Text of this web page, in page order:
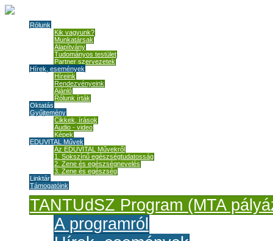
Rólunk
Kik vagyunk?
Munkatársak
Alapítvány
Tudományos testület
Partner szervezetek
Hírek, események
Híreink
Rendezvényeink
Ajánló
Rólunk írták
Oktatás
Gyűjtemény
Cikkek, írások
Audio - video
Képek
EDUVITAL Művek
Az EDUVITAL Művekről
1. Sokszínű egészségtudatosság
2. Zene és egészségnevelés
3. Zene és egészség
Linktár
Támogatóink
TANTUdSZ Program (MTA
A programról